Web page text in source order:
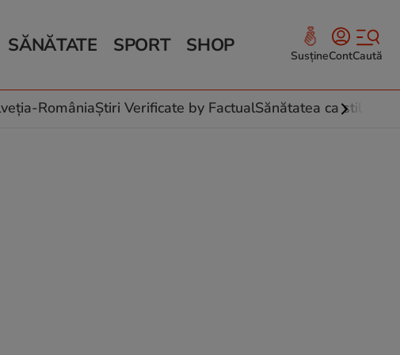
SĂNĂTATE
Relații
Rețete culinare
SPORT SHOP SusțineContCaută
RomâniaȘtiri Verificate by FactualSănătatea ca stil de